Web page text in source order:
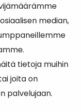
median,
tietoja muihin
joita on
palvelujaan.
ja
liittyen